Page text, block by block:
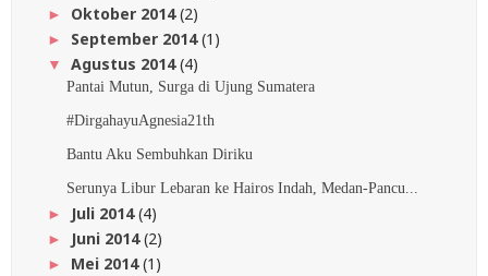
► Oktober 2014(2)
► September 2014(1)
▼ Agustus 2014(4)
Pantai Mutun, Surga di Ujung Sumatera
#DirgahayuAgnesia21th
Bantu Aku Sembuhkan Diriku
Serunya Libur Lebaran ke Hairos Indah, Medan-Pancu...
► Juli 2014(4)
► Juni 2014(2)
► Mei 2014(1)